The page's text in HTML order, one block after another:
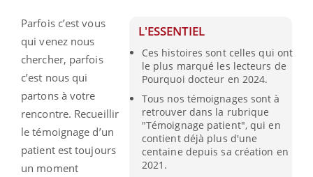
L'ESSENTIEL
Ces histoires sont celles qui ont
le plus marqué les lecteurs de
Pourquoi docteur en 2024.
Tous nos témoignages sont à
retrouver dans la rubrique
"Témoignage patient", qui en
contient déjà plus d'une
centaine depuis sa création en
2021.
Parfois c’est vous
qui venez nous
chercher, parfois
c’est nous qui
partons à votre
rencontre. Recueillir
le témoignage d’un
patient est toujours
un moment